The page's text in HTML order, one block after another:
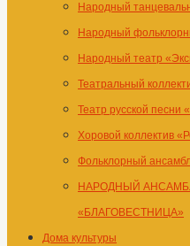
Народный
Народный
Народный театр
Театральный
Театр русской песни
Хоровой коллектив
Фольклорный
НАРОДНЫЙ
«БЛАГОВЕСТНИЦА»
Дома культуры